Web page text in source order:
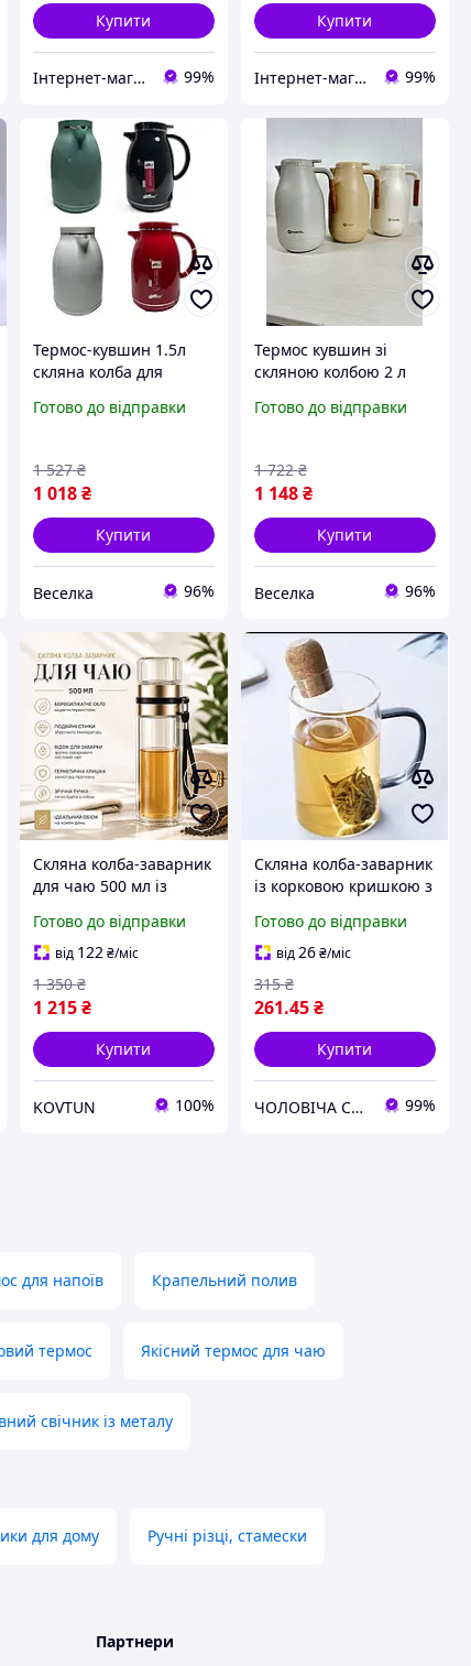
Купити
Інтернет-магазин TopPosud 99%
Купити
Інтернет-магазин TopPosud 99%
Термос-кувшин 1.5л
скляна колба для
напоїв з пластиковим
офісу. FLAME
Готово до відправки
1 018 ₴
1 527 ₴
Купити
Веселка 96%
Термос кувшин зі
скляною колбою 2 л
напоїв герметичний
Готово до відправки
1 148₴
1 722 ₴
Купити
Веселка 96%
Скляна колба-заварник
для чаю 500 мл із
із подвійними стінками
та відсіком для заварки
Готово до відправки
від 122 ₴/міс
1 215 ₴
1 350 ₴
Купити
KOVTUN 100%
Скляна колба-заварник
із корковою кришкою з
см Скляний заварник
для чаю та трав
Готово до відправки
від26₴/міс
261.45₴
315 ₴
Купити
ЧОЛОВІЧА СПРАВА 99%
для напоїв Крапельний полив
термос Якісний термос для чаю
свічник із металу
для дому Ручні різці, стамески
Партнери